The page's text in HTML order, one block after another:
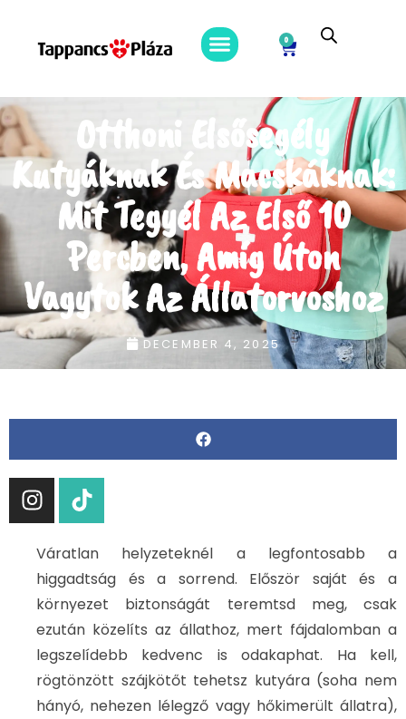
0
Otthoni Elsősegély
Kutyáknak És Macskáknak:
Mit Tegyél Az Első 10
Percben, Amíg Úton
Vagytok Az Állatorvoshoz
DECEMBER 4, 2025
Váratlan helyzeteknél a legfontosabb a
higgadtság és a sorrend. Először saját és a
környezet biztonságát teremtsd meg, csak
ezután közelíts az állathoz, mert fájdalomban a
legszelídebb kedvenc is odakaphat. Ha kell,
rögtönzött szájkötőt tehetsz kutyára (soha nem
hányó, nehezen lélegző vagy hőkimerült állatra),